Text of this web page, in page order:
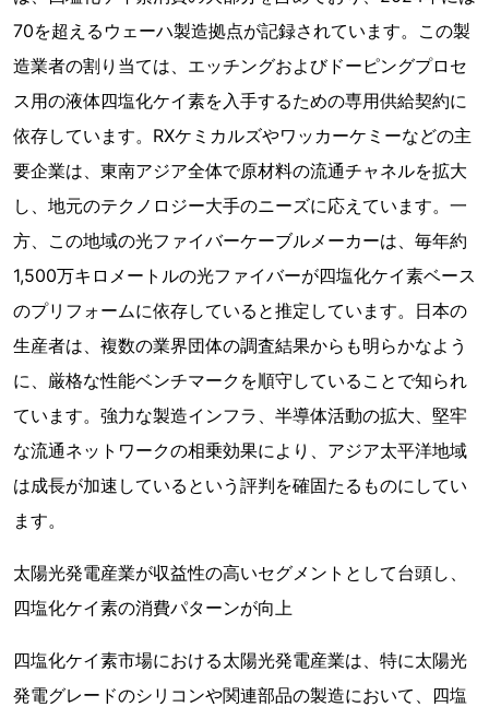
70を超えるウェーハ製造拠点が記録されています。この製
造業者の割り当ては、エッチングおよびドーピングプロセ
ス用の液体四塩化ケイ素を入手するための専用供給契約に
依存しています。RXケミカルズやワッカーケミーなどの主
要企業は、東南アジア全体で原材料の流通チャネルを拡大
し、地元のテクノロジー大手のニーズに応えています。一
方、この地域の光ファイバーケーブルメーカーは、毎年約
1,500万キロメートルの光ファイバーが四塩化ケイ素ベース
のプリフォームに依存していると推定しています。日本の
生産者は、複数の業界団体の調査結果からも明らかなよう
に、厳格な性能ベンチマークを順守していることで知られ
ています。強力な製造インフラ、半導体活動の拡大、堅牢
な流通ネットワークの相乗効果により、アジア太平洋地域
は成長が加速しているという評判を確固たるものにしてい
ます。
太陽光発電産業が収益性の高いセグメントとして台頭し、
四塩化ケイ素の消費パターンが向上
四塩化ケイ素市場における太陽光発電産業は、特に太陽光
発電グレードのシリコンや関連部品の製造において、四塩